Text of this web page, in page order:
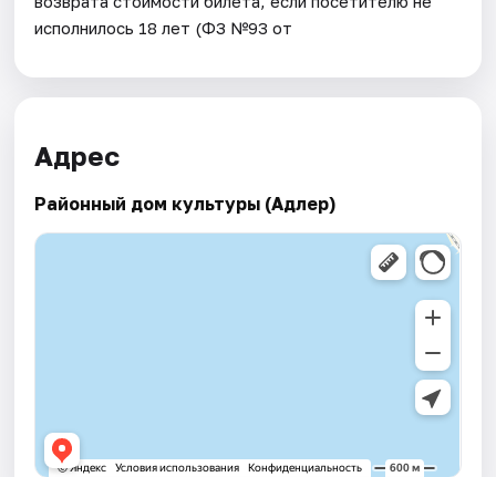
исполнилось 18 лет (ФЗ №93 от
Адрес
Районный дом культуры (Адлер)